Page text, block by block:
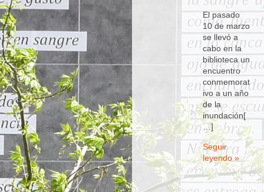
El pasado
10 de marzo
se llevó a
cabo en la
biblioteca un
encuentro
conmemorat
ivo a un año
de la
inundación[
…]
Seguir
leyendo »